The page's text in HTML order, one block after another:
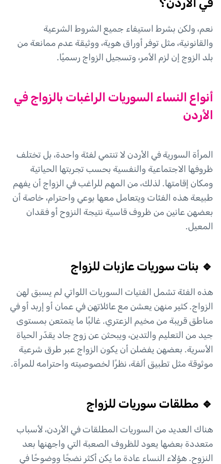
في الأردن؟
نعم، ولكن بشرط استيفاء جميع الشروط الشرعية
والقانونية، مثل توفر أوراق هوية، ووثيقة عدم ممانعة من
بلد الزوج إن لزم الأمر، وتسجيل الزواج رسميًا.
أنواع النساء السوريات الراغبات بالزواج في
الأردن
المرأة السورية في الأردن لا تنتمي لفئة واحدة، بل تختلف
ظروفها الاجتماعية والنفسية بحسب تجربتها الحياتية
ومكان إقامتها. لذلك، من المهم للراغب في الزواج أن يفهم
طبيعة هذه الفئات ويتعامل معها بوعي واحترام، خاصة أن
بعضهن عانين من ظروف قاسية نتيجة النزوح أو فقدان
المعيل.
🔹 بنات سوريات عازبات للزواج
هذه الفئة تشمل الفتيات السوريات اللواتي لم يسبق لهن
الزواج. كثير منهن يعشن مع عائلاتهن في عمان أو إربد أو في
مناطق قريبة من مخيم الزعتري. غالبًا ما يتمتعن بمستوى
جيد من التعليم والتدين، ويبحثن عن زوج جاد يقدّر الحياة
الأسرية. بعضهن يفضلن أن يكون الزواج عبر طرق شرعية
موثوقة مثل تطبيق ألفة، نظرًا لخصوصيته واحترامه للمرأة.
🔹 مطلقات سوريات للزواج
هناك العديد من السوريات المطلقات في الأردن، لأسباب
متعددة بعضها يعود للظروف الصعبة التي واجهنها بعد
النزوح. هؤلاء النساء عادة ما يكن أكثر نضجًا ووضوحًا في